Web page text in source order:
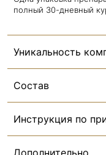
полный 30-дневный
Уникальность
Состав
Инструкция по
Дополнительно